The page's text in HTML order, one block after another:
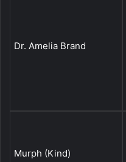
Dr. Amelia Brand
Murph (Kind)